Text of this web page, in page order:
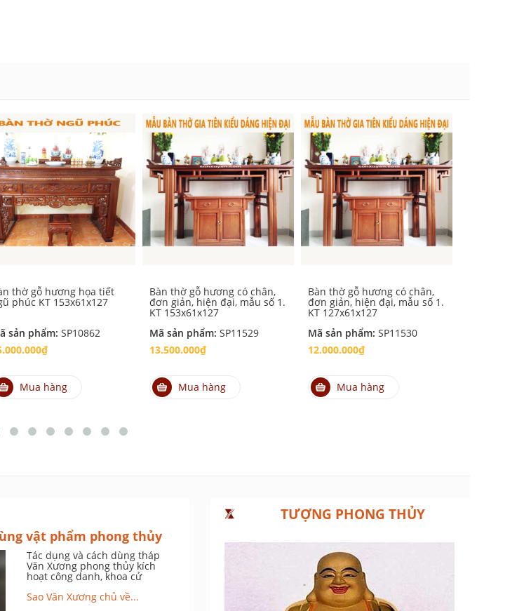
thờ gỗ hương họa tiết
phúc KT 153x61x127
sản phẩm: SP10862
Mua hàng
Bàn thờ gỗ hương có chân,
đơn giản, hiện đại, mẫu số 1.
KT 153x61x127
Mã sản phẩm: SP11529
13.500.000₫
Mua hàng
Bàn thờ gỗ hương có chân,
đơn giản, hiện đại, mẫu số 1.
KT 127x61x127
Mã sản phẩm: SP11530
12.000.000₫
Mua hàng
vật phẩm phong thủy
Tác dụng và cách dùng tháp
Văn Xương phong thủy kích
hoạt công danh, khoa cử
Sao Văn Xương chủ về...
TƯỢNG PHONG THỦY